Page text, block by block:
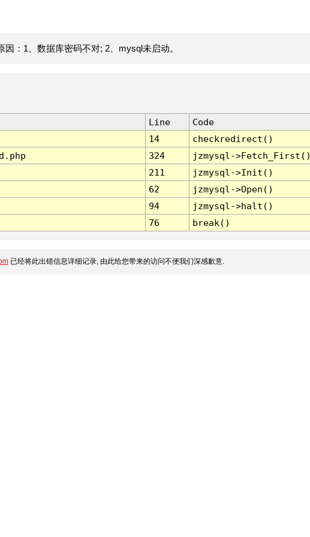
：1、数据库密码不对; 2、mysql未启动。
Line
Code
14
checkredirect()
324
jzmysql-
211
jzmysql->Init()
62
jzmysql->Open()
94
jzmysql->halt()
76 break()
已经将此出错信息详细记录, 由此给您带来的访问不便我们深感歉意.